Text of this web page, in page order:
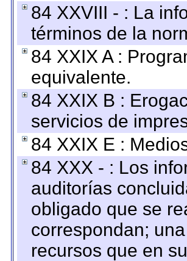
84 XXVIII - : La
términos de la
84 XXIX A :
equivalente.
84 XXIX B :
servicios de
84 XXIX E :
84 XXX - : Los
auditorías
obligado que se
correspondan;
recursos que en